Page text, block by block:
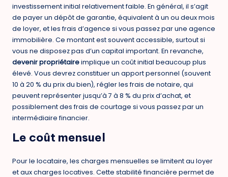
investissement initial relativement faible. En général, il s’agit
de payer un dépôt de garantie, équivalent à un ou deux mois
de loyer, et les frais d’agence si vous passez par une agence
immobilière. Ce montant est souvent accessible, surtout si
vous ne disposez pas d’un capital important. En revanche,
devenir propriétaireimplique un coût initial beaucoup plus
élevé. Vous devrez constituer un apport personnel (souvent
10 à 20 % du prix du bien), régler les frais de notaire, qui
peuvent représenter jusqu’à 7 à 8 % du prix d’achat, et
possiblement des frais de courtage si vous passez par un
intermédiaire financier.
Le coût mensuel
Pour le locataire, les charges mensuelles se limitent au loyer
et aux charges locatives. Cette stabilité financière permet de